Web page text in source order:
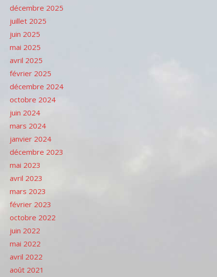
décembre 2025
juillet 2025
juin 2025
mai 2025
avril 2025
février 2025
décembre 2024
octobre 2024
juin 2024
mars 2024
janvier 2024
décembre 2023
mai 2023
avril 2023
mars 2023
février 2023
octobre 2022
juin 2022
mai 2022
avril 2022
août 2021